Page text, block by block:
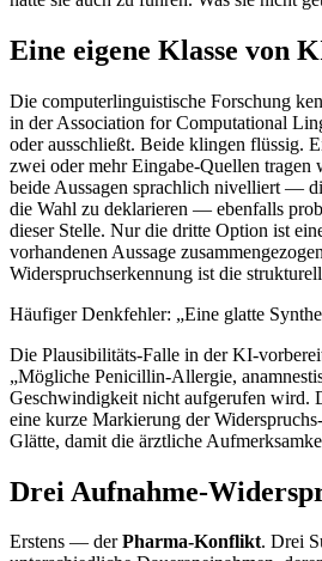
Eine eigene Klasse von
Die computerlinguistische Forschung
in der Association for Computational
oder ausschließt. Beide klingen flüssig.
zwei oder mehr Eingabe-Quellen tragen
beide Aussagen sprachlich nivelliert —
die Wahl zu deklarieren — ebenfalls
dieser Stelle. Nur die dritte Option ist
vorhandenen Aussage
Widerspruchserkennung ist die
Häufiger Denkfehler: „Eine glatte
Die Plausibilitäts-Falle in der KI-
„Mögliche Penicillin-Allergie,
Geschwindigkeit nicht aufgerufen wird.
eine kurze Markierung der
Glätte, damit die ärztliche
Drei Aufnahme-
Erstens — derPharma-Konflikt. Drei